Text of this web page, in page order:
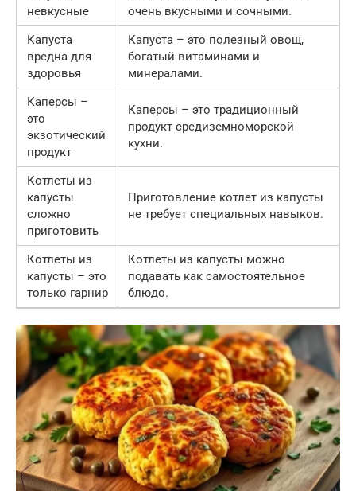
невкусные
очень вкусными и сочными.
Капуста
вредна для
здоровья
Капуста – это полезный овощ,
богатый витаминами и
минералами.
Каперсы –
это
экзотический
продукт
Каперсы – это традиционный
продукт средиземноморской
кухни.
Котлеты из
капусты
сложно
приготовить
Приготовление котлет из капусты
не требует специальных навыков.
Котлеты из
капусты – это
только гарнир
Котлеты из капусты можно
подавать как самостоятельное
блюдо.